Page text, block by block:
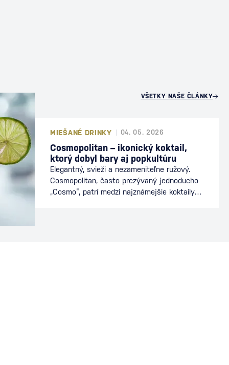
MIEŠANÉ DRINKY 04. 05. 2026
Cosmopolitan – ikonický koktail,
ktorý dobyl bary aj popkultúru
Elegantný, svieži a nezameniteľne ružový.
Cosmopolitan, často prezývaný jednoducho
„Cosmo“, patrí medzi najznámejšie koktaily
VŠETKY NAŠE ČLÁNKY